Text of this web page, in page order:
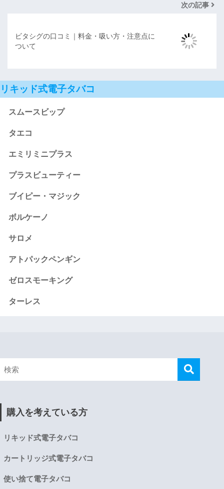
次の記事
ビタシグの口コミ｜料金・吸い方・注意点に
ついて
リキッド式電子タバコ
スムースビップ
タエコ
エミリミニプラス
プラスビューティー
ブイピー・マジック
ボルケーノ
サロメ
アトパックペンギン
ゼロスモーキング
ターレス
購入を考えている方
リキッド式電子タバコ
カートリッジ式電子タバコ
使い捨て電子タバコ